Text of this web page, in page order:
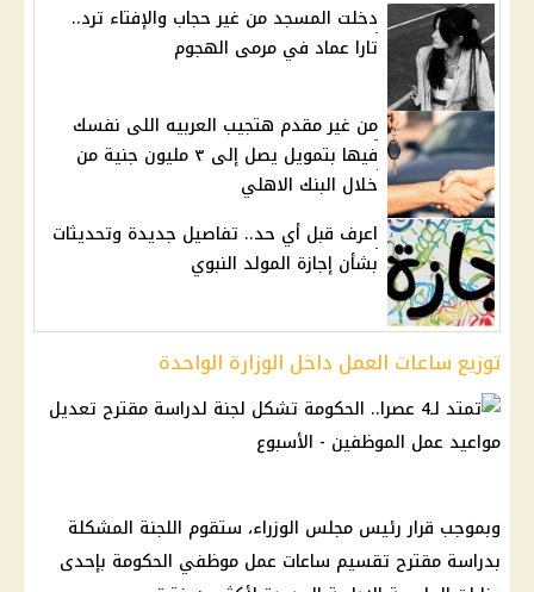
دخلت المسجد من غير حجاب والإفتاء ترد..
تارا عماد في مرمى الهجوم
من غير مقدم هتجيب العربيه اللى نفسك
فيها بتمويل يصل إلى ٣ مليون جنية من
خلال البنك الاهلي
اعرف قبل أي حد.. تفاصيل جديدة وتحديثات
بشأن إجازة المولد النبوي
توزيع ساعات العمل داخل الوزارة الواحدة
وبموجب قرار رئيس مجلس الوزراء، ستقوم اللجنة المشكلة
بدراسة مقترح تقسيم ساعات عمل موظفي الحكومة بإحدى